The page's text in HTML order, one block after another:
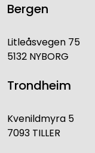
Bergen
Litleåsvegen 75
5132 NYBORG
Trondheim
Kvenildmyra 5
7093 TILLER